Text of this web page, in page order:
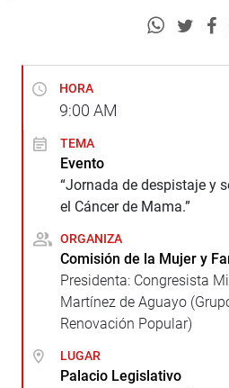
HORA
9:00 AM
TEMA
Evento
“Jornada de despistaje y
el Cáncer de Mama.”
ORGANIZA
Comisión de la Mujer y
Presidenta: Congresista
Martínez de Aguayo
Renovación Popular)
LUGAR
Palacio Legislativo